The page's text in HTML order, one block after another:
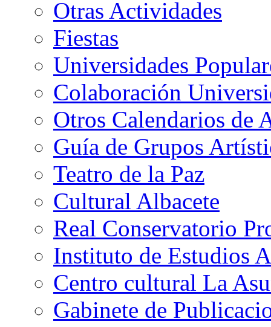
Otras Actividades
Fiestas
Universidades
Colaboración
Otros Calendarios de
Guía de Grupos
Teatro de la Paz
Cultural Albacete
Real Conservatorio
Instituto de Estudios
Centro cultural La
Gabinete de